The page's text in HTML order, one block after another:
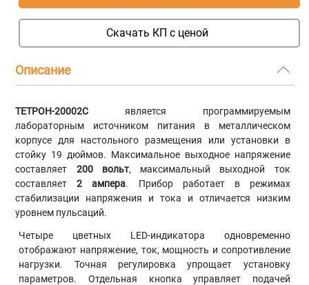
Скачать КП с ценой
Описание
ТЕТРОН-20002С является программируемым
лабораторным источником питания в металлическом
корпусе для настольного размещения или установки в
стойку 19 дюймов. Максимальное выходное напряжение
составляет 200 вольт, максимальный выходной ток
составляет2 ампера. Прибор работает в режимах
стабилизации напряжения и тока и отличается низким
уровнем пульсаций.
Четыре цветных LED-индикатора одновременно
отображают напряжение, ток, мощность и сопротивление
нагрузки. Точная регулировка упрощает установку
параметров. Отдельная кнопка управляет подачей